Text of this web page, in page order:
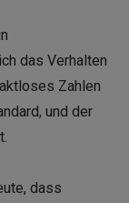
das Verhalten
Zahlen
und der
dass